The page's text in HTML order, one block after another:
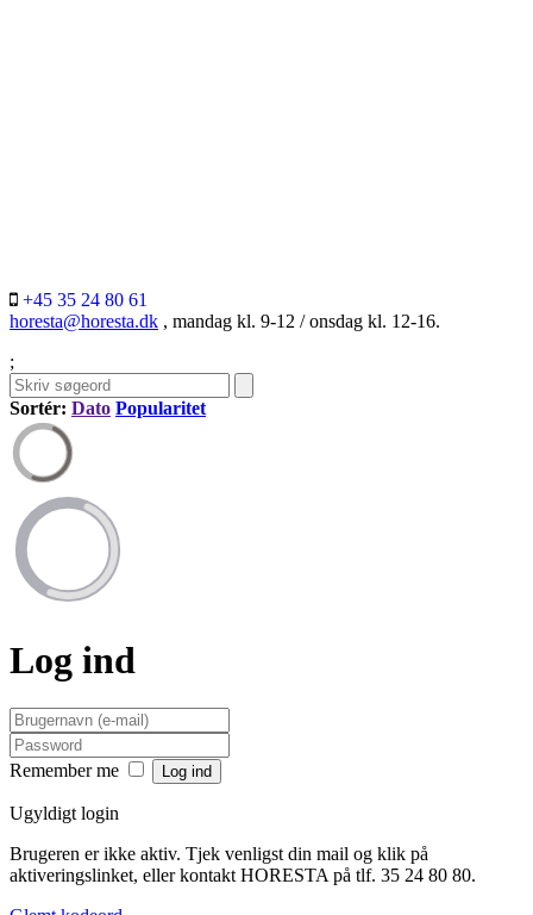
+45 35 24 80 61
horesta@horesta.dk , mandag kl. 9-12 / onsdag kl. 12-16.
;
Sortér: Dato Popularitet
Log ind
Remember me
Ugyldigt login
Brugeren er ikke aktiv. Tjek venligst din mail og klik på
aktiveringslinket, eller kontakt HORESTA på tlf. 35 24 80 80.